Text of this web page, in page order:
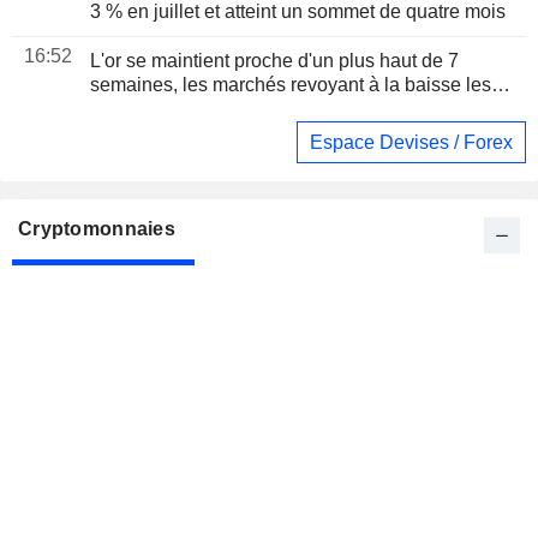
3 % en juillet et atteint un sommet de quatre mois
16:52
L'or se maintient proche d'un plus haut de 7
semaines, les marchés revoyant à la baisse les
Espace Devises / Forex
Cryptomonnaies